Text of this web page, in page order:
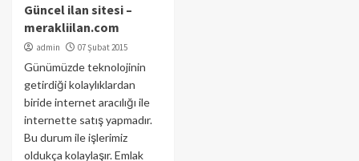
Güncel ilan sitesi –
merakliilan.com
admin 07 Şubat 2015
Günümüzde teknolojinin
getirdiği kolaylıklardan
biride internet aracılığı ile
internette satış yapmadır.
Bu durum ile işlerimiz
oldukça kolaylaşır. Emlak